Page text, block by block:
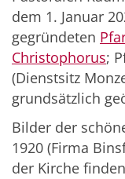
dem 1. Januar
gegründeten
Christophorus;
(Dienstsitz
grundsätzlich
Bilder der
1920 (Firma
der Kirche